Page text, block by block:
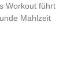
Workout führt
Mahlzeit